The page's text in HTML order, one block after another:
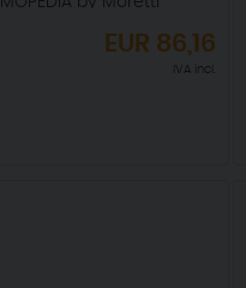
EUR 86,16
IVA incl.